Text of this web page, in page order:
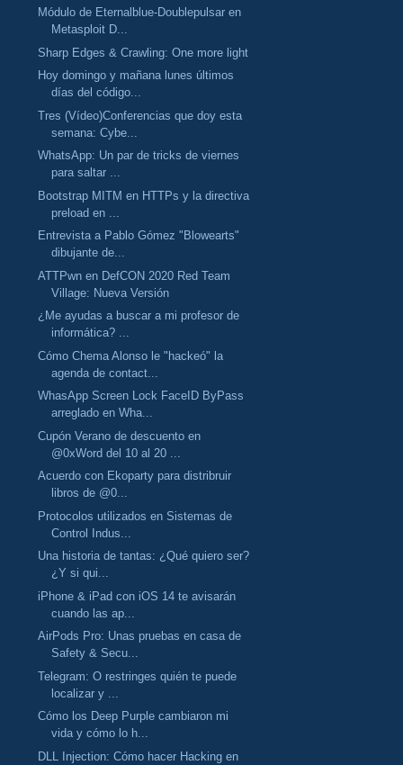
Módulo de Eternalblue-Doublepulsar en
Metasploit D...
Sharp Edges & Crawling: One more light
Hoy domingo y mañana lunes últimos
días del código...
Tres (Vídeo)Conferencias que doy esta
semana: Cybe...
WhatsApp: Un par de tricks de viernes
para saltar ...
Bootstrap MITM en HTTPs y la directiva
preload en ...
Entrevista a Pablo Gómez "Blowearts"
dibujante de...
ATTPwn en DefCON 2020 Red Team
Village: Nueva Versión
¿Me ayudas a buscar a mi profesor de
informática? ...
Cómo Chema Alonso le "hackeó" la
agenda de contact...
WhasApp Screen Lock FaceID ByPass
arreglado en Wha...
Cupón Verano de descuento en
@0xWord del 10 al 20 ...
Acuerdo con Ekoparty para distribruir
libros de @0...
Protocolos utilizados en Sistemas de
Control Indus...
Una historia de tantas: ¿Qué quiero ser?
¿Y si qui...
iPhone & iPad con iOS 14 te avisarán
cuando las ap...
AirPods Pro: Unas pruebas en casa de
Safety & Secu...
Telegram: O restringes quién te puede
localizar y ...
Cómo los Deep Purple cambiaron mi
vida y cómo lo h...
DLL Injection: Cómo hacer Hacking en